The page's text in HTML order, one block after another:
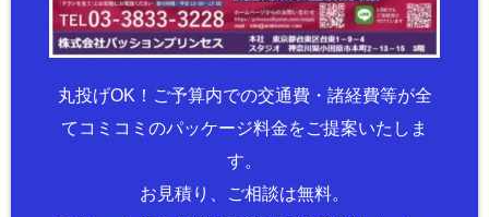
丸投げOK！ご予算内での交通費・諸経費等が全
てコミコミのパッケージ料金をご提案いたしま
す。
お見積り、ご相談は無料。